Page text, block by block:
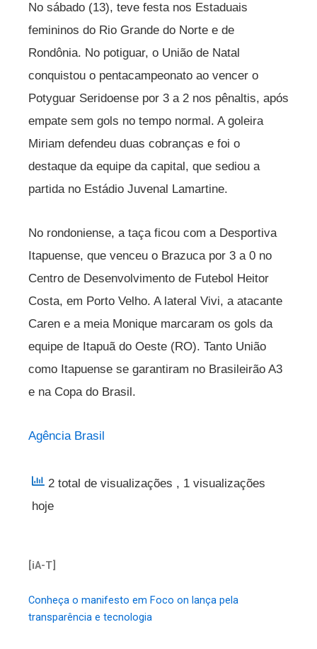
No sábado (13), teve festa nos Estaduais
femininos do Rio Grande do Norte e de
Rondônia. No potiguar, o União de Natal
conquistou o pentacampeonato ao vencer o
Potyguar Seridoense por 3 a 2 nos pênaltis, após
empate sem gols no tempo normal. A goleira
Miriam defendeu duas cobranças e foi o
destaque da equipe da capital, que sediou a
partida no Estádio Juvenal Lamartine.
No rondoniense, a taça ficou com a Desportiva
Itapuense, que venceu o Brazuca por 3 a 0 no
Centro de Desenvolvimento de Futebol Heitor
Costa, em Porto Velho. A lateral Vivi, a atacante
Caren e a meia Monique marcaram os gols da
equipe de Itapuã do Oeste (RO). Tanto União
como Itapuense se garantiram no Brasileirão A3
e na Copa do Brasil.
Agência Brasil
2 total de visualizações , 1 visualizações
hoje
[iA-T]
Conheça o manifesto em Foco on lança pela
transparência e tecnologia